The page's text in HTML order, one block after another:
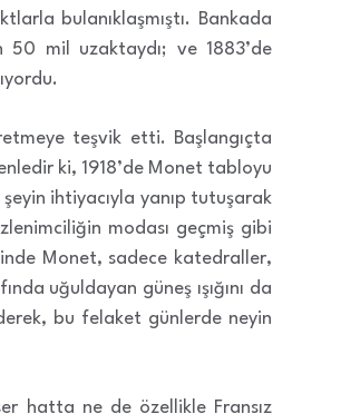
bulanıklaşmıştı. Bankada
50 mil uzaktaydı; ve 1883’de
teşvik etti. Başlangıçta
ki, 1918’de Monet tabloyu
ihtiyacıyla yanıp tutuşarak
modası geçmiş gibi
Monet, sadece katedraller,
uğuldayan güneş ışığını da
bu felaket günlerde neyin
hatta ne de özellikle Fransız